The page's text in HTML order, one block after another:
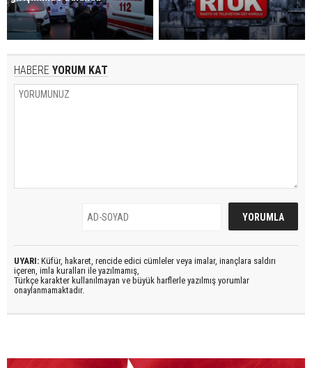
HABERE YORUM KAT
UYARI: Küfür, hakaret, rencide edici cümleler veya imalar, inançlara saldırı
içeren, imla kuralları ile yazılmamış,
Türkçe karakter kullanılmayan ve büyük harflerle yazılmış yorumlar
onaylanmamaktadır.